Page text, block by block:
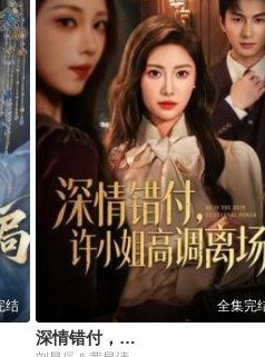
结 全集完
深情错付，许小姐高调离场